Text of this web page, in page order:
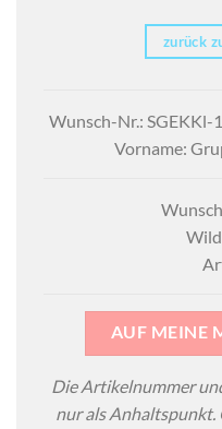
zurück
Wunsch-Nr.:
Vorname:
AUF MEINE
Die Artikelnummer
nur als Anhaltspunkt.